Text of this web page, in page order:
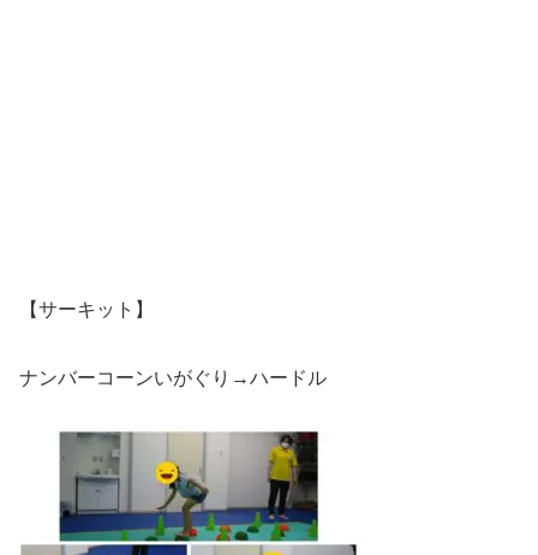
【サーキット】
ナンバーコーンいがぐり→ハードル